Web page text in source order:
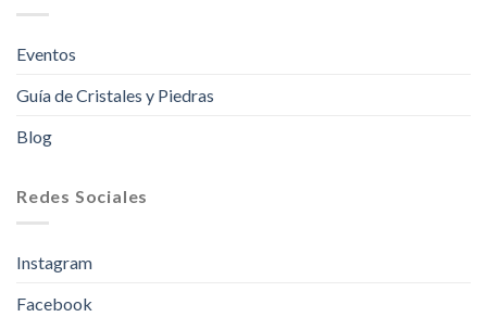
Eventos
Guía de Cristales y Piedras
Blog
Redes Sociales
Instagram
Facebook